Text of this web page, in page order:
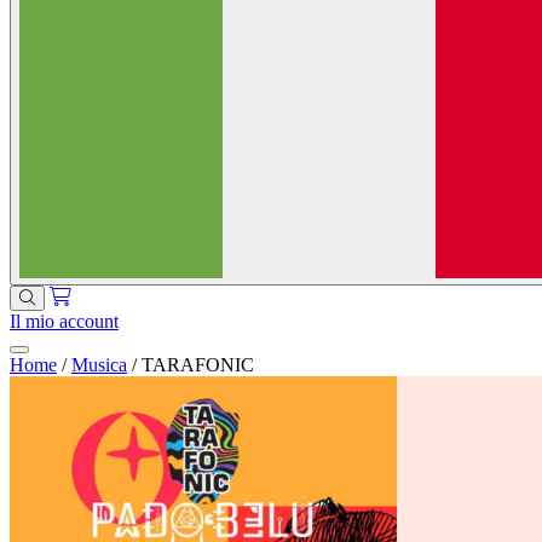
Il mio account
Home / Musica / TARAFONIC